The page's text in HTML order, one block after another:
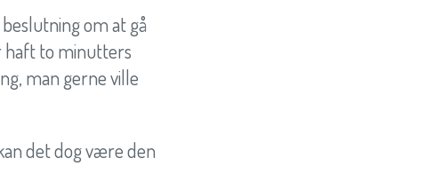
om at gå
haft to minutters
man gerne ville
det dog være den